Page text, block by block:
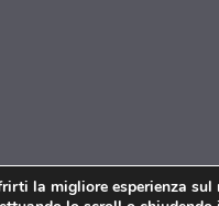
la migliore esperienza sul